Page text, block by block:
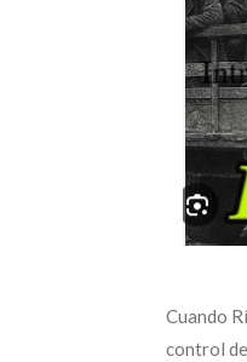
Cuando
control